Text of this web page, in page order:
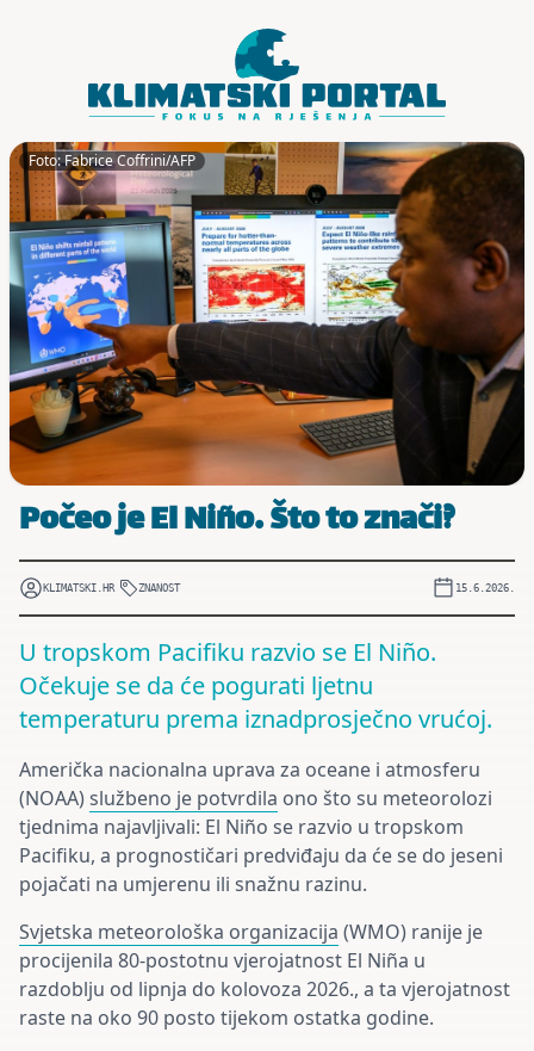
Foto: Fabrice Coffrini/AFP
Počeo je El Niño. Što to znači?
KLIMATSKI.HR ZNANOST 15.6.2026.
U tropskom Pacifiku razvio se El Niño.
Očekuje se da će pogurati ljetnu
temperaturu prema iznadprosječno vrućoj.
Američka nacionalna uprava za oceane i atmosferu
(NOAA)službeno je potvrdila ono što su meteorolozi
tjednima najavljivali: El Niño se razvio u tropskom
Pacifiku, a prognostičari predviđaju da će se do jeseni
pojačati na umjerenu ili snažnu razinu.
Svjetska meteorološka organizacija (WMO) ranije je
procijenila 80-postotnu vjerojatnost El Niña u
razdoblju od lipnja do kolovoza 2026., a ta vjerojatnost
raste na oko 90 posto tijekom ostatka godine.